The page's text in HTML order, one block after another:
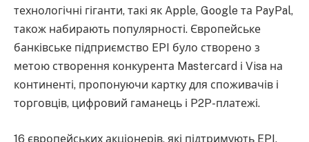
технологічні гіганти, такі як Apple, Google та PayPal,
також набирають популярності. Європейське
банківське підприємство EPI було створено з
метою створення конкурента Mastercard і Visa на
континенті, пропонуючи картку для споживачів і
торговців, цифровий гаманець і P2P-платежі.
16 європейських акціонерів, які підтримують EPI,